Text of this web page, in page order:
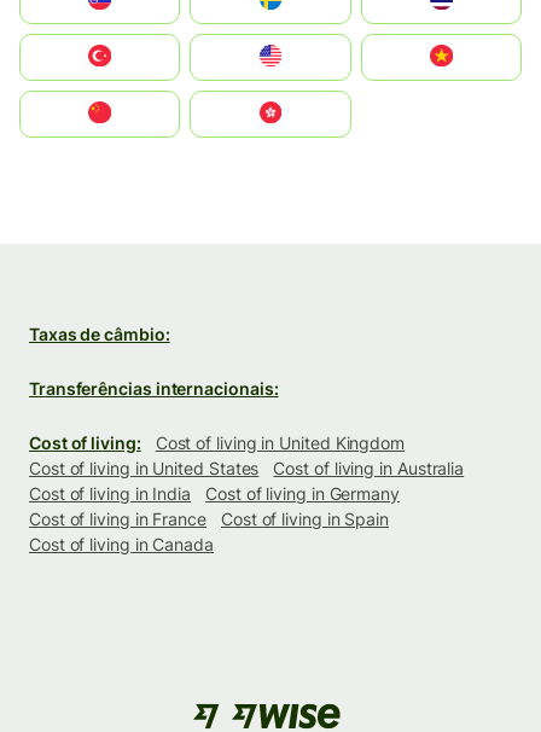
United States
中國香港特別行政區
Taxas de câmbio:
Transferências internacionais:
Cost of living:
Cost of living in United Kingdom
Cost of living in United States
Cost of living in Australia
Cost of living in India
Cost of living in Germany
Cost of living in France
Cost of living in Spain
Cost of living in Canada